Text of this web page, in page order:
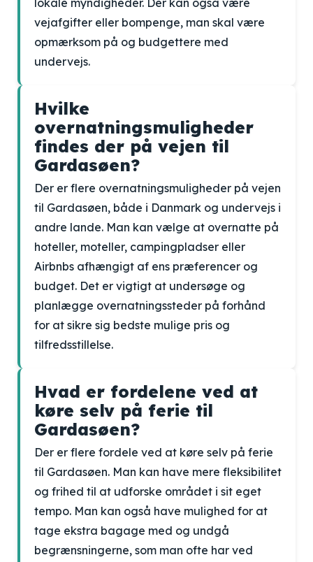
lokale myndigheder. Der kan også være
vejafgifter eller bompenge, man skal være
opmærksom på og budgettere med
undervejs.
Hvilke
overnatningsmuligheder
findes der på vejen til
Gardasøen?
Der er flere overnatningsmuligheder på vejen
til Gardasøen, både i Danmark og undervejs i
andre lande. Man kan vælge at overnatte på
hoteller, moteller, campingpladser eller
Airbnbs afhængigt af ens præferencer og
budget. Det er vigtigt at undersøge og
planlægge overnatningssteder på forhånd
for at sikre sig bedste mulige pris og
tilfredsstillelse.
Hvad er fordelene ved at
køre selv på ferie til
Gardasøen?
Der er flere fordele ved at køre selv på ferie
til Gardasøen. Man kan have mere fleksibilitet
og frihed til at udforske området i sit eget
tempo. Man kan også have mulighed for at
tage ekstra bagage med og undgå
begrænsningerne, som man ofte har ved